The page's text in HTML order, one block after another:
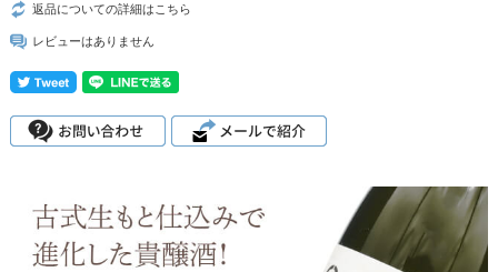
返品についての詳細はこちら
レビューはありません